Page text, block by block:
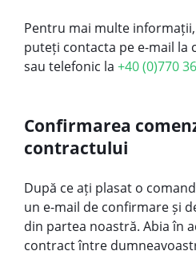
Pentru mai multe
puteți contacta pe e-mail la
sau telefonic la +40 (0)770
Confirmarea
contractului
După ce ați plasat o
un e-mail de confirmare și
din partea noastră. Abia în
contract între